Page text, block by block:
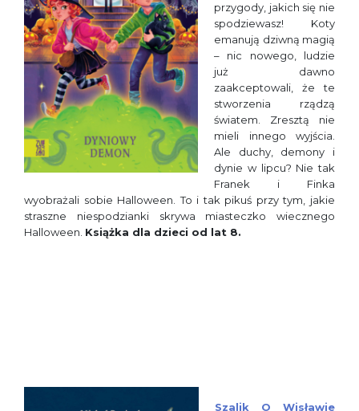
przygody, jakich się nie
spodziewasz! Koty
emanują dziwną magią
– nic nowego, ludzie
już dawno
zaakceptowali, że te
stworzenia rządzą
światem. Zresztą nie
mieli innego wyjścia.
Ale duchy, demony i
dynie w lipcu? Nie tak
Franek i Finka
wyobrażali sobie Halloween. To i tak pikuś przy tym, jakie
straszne niespodzianki skrywa miasteczko wiecznego
Halloween. Książka dla dzieci od lat 8.
Szalik O Wisławie